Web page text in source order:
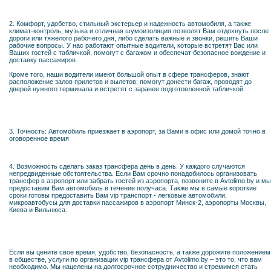
2. Комфорт, удобство, стильный экстерьер и надежность автомобиля, а также
климат-контроль, музыка и отличная шумоизоляция позволят Вам отдохнуть после
дороги или тяжелого рабочего дня, либо сделать важные и звонки, решить Ваши
рабочие вопросы. У нас работают опытные водители, которые встретят Вас или
Ваших гостей с табличкой, помогут с багажом и обеспечат безопасное вождение и
доставку пассажиров.
Кроме того, наши водители имеют большой опыт в сфере трансферов, знают
расположение залов прилетов и вылетов; помогут донести багаж, проводят до
дверей нужного терминала и встретят с заранее подготовленной табличкой.
3. Точность: Автомобиль приезжает в аэропорт, за Вами в офис или домой точно в
оговоренное время
4. Возможность сделать заказ трансфера день в день. У каждого случаются
непредвиденные обстоятельства. Если Вам срочно понадобилось организовать
трансфер в аэропорт или забрать гостей из аэропорта, позвоните в Avtolimo.by и мы
предоставим Вам автомобиль в течение получаса. Также мы в самые короткие
сроки готовы предоставить Вам vip транспорт - легковые автомобили,
микроавтобусы для доставки пассажиров в аэропорт Минск-2, аэропорты Москвы,
Киева и Вильнюса.
Если вы цените свое время, удобство, безопасность, а также дорожите положением
в обществе, услуги по организации vip трансфера от Avtolimo.by – это то, что вам
необходимо. Мы нацелены на долгосрочное сотрудничество и стремимся стать